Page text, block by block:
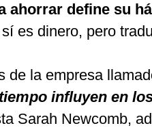
ahorrar define su
es dinero, pero
de la empresa
influyen en
Sarah Newcomb,